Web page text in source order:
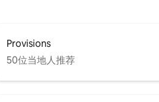
Provisions
50位当地人推荐